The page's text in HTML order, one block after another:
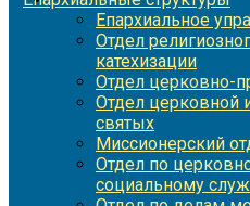
Епархиальное
Отдел
катехизации
Отдел церковно-
Отдел церковной
святых
Миссионерский
Отдел по
социальному